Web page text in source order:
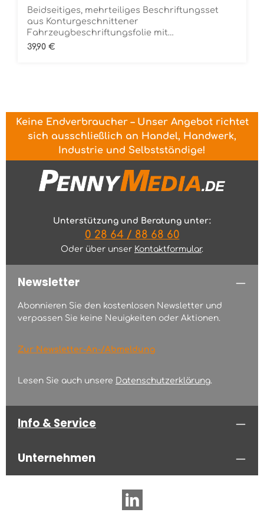
Beidseitiges, mehrteiliges Beschriftungsset
aus Konturgeschnittener
Fahrzeugbeschriftungsfolie mit
ÜbertragungstapeDie Folie ist Rückstandsfrei
Regulärer Preis:
39,90 €
Keine Endverbraucher – Unser Angebot richtet
sich ausschließlich an Handel, Handwerk,
Industrie und Selbstständige!
Unterstützung und Beratung unter:
0 28 64 / 88 68 60
Oder über unser Kontaktformular.
Newsletter
Abonnieren Sie den kostenlosen Newsletter und
verpassen Sie keine Neuigkeiten oder Aktionen.
Zur Newsletter-An-/Abmeldung
Lesen Sie auch unsere Datenschutzerklärung.
Info & Service
Unternehmen